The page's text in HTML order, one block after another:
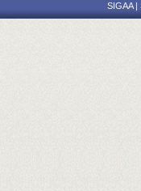
SIGAA |